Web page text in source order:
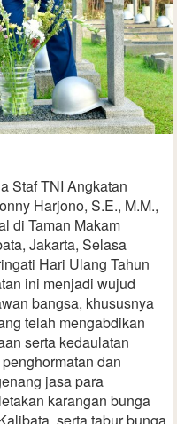
Staf TNI Angkatan
Harjono, S.E., M.M.,
di Taman Makam
Jakarta, Selasa
Hari Ulang Tahun
ini menjadi wujud
bangsa, khususnya
telah mengabdikan
serta kedaulatan
dan
jasa para
karangan bunga